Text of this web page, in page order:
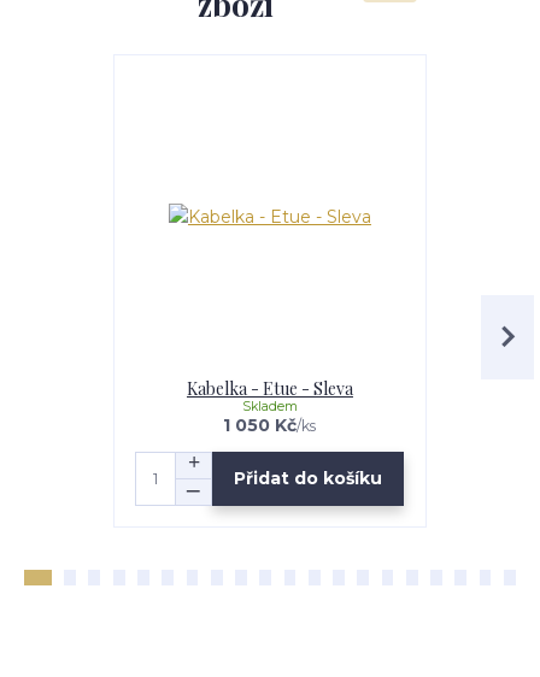
Kabelka - Etue - Sleva
1 050 Kč/ks
Skladem
Přidat do košíku